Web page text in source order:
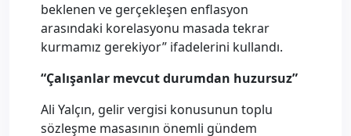
beklenen ve gerçekleşen enflasyon
arasındaki korelasyonu masada tekrar
kurmamız gerekiyor” ifadelerini kullandı.
“Çalışanlar mevcut durumdan huzursuz”
Ali Yalçın, gelir vergisi konusunun toplu
sözleşme masasının önemli gündem